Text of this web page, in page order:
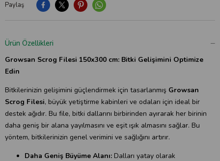
Paylaş
Ürün Özellikleri
Growsan Scrog Filesi 150x300 cm: Bitki Gelişimini Optimize
Edin
Bitkilerinizin gelişimini güçlendirmek için tasarlanmış Growsan
Scrog Filesi, büyük yetiştirme kabinleri ve odaları için ideal bir
destek ağıdır. Bu file, bitki dallarını birbirinden ayırarak her birinin
daha geniş bir alana yayılmasını ve eşit ışık almasını sağlar. Bu
yöntem, bitkilerinizin genel verimini ve sağlığını artırır.
Daha Geniş Büyüme Alanı: Dalları yatay olarak